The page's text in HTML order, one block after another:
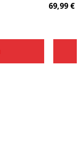
69,99 €